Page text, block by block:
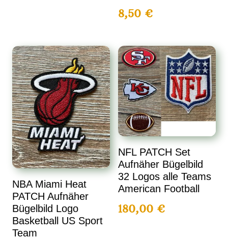
8,50 €
NBA Miami Heat
PATCH Aufnäher
Bügelbild Logo
Basketball US Sport
Team
NFL PATCH Set
Aufnäher Bügelbild
32 Logos alle Teams
American Football
180,00 €